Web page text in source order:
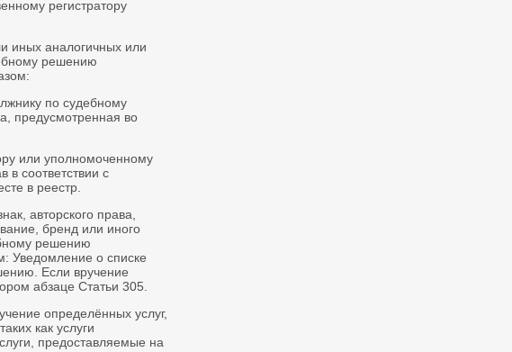
регистратору
иных аналогичных или
решению
по судебному
предусмотренная во
или уполномоченному
в соответствии с
в реестр.
авторского права,
бренд или иного
решению
Уведомление о списке
Если вручение
абзаце Статьи 305.
определённых услуг,
как услуги
предоставляемые на